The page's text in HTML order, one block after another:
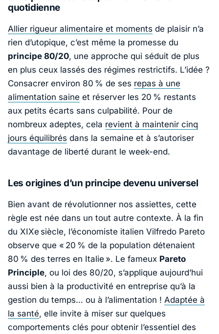
quotidienne
Allier rigueur alimentaire et moments de plaisir n’a
rien d’utopique, c’est même la promesse du
principe 80/20, une approche qui séduit de plus
en plus ceux lassés des régimes restrictifs. L’idée ?
Consacrer environ 80 % de ses repas à une
alimentation saine et réserver les 20 % restants
aux petits écarts sans culpabilité. Pour de
nombreux adeptes, cela revient à maintenir cinq
jours équilibrés dans la semaine et à s’autoriser
davantage de liberté durant le week-end.
Les origines d’un principe devenu universel
Bien avant de révolutionner nos assiettes, cette
règle est née dans un tout autre contexte. À la fin
du XIXe siècle, l’économiste italien Vilfredo Pareto
observe que « 20 % de la population détenaient
80 % des terres en Italie ». Le fameux Pareto
Principle, ou loi des 80/20, s’applique aujourd’hui
aussi bien à la productivité en entreprise qu’à la
gestion du temps… ou à l’alimentation ! Adaptée à
la santé, elle invite à miser sur quelques
comportements clés pour obtenir l’essentiel des